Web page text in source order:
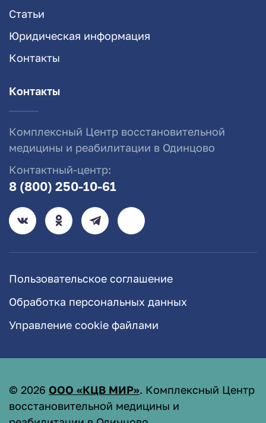
Статьи
Юридическая информация
Контакты
Контакты
Комплексный Центр восстановительной
медицины и реабилитации в Одинцово
Контактный-центр:
8 (800) 250-10-61
Пользовательское соглашение
Обработка персональных данных
Управление cookie файлами
© 2026 ООО «КЦВ МИР». Комплексный Центр
восстановительной медицины и